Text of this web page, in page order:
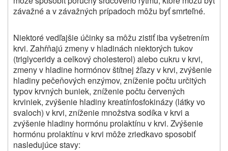
závažné a v závažných prípadoch môžu byť smrteľné.
Niektoré vedľajšie účinky sa môžu zistiť iba vyšetrením
krvi. Zahŕňajú zmeny v hladinách niektorých tukov
(triglyceridy a celkový cholesterol) alebo cukru v krvi,
zmeny v hladine hormónov štítnej žľazy v krvi, zvýšenie
hladiny pečeňových enzýmov, zníženie počtu určitých
typov krvných buniek, zníženie počtu červených
krviniek, zvýšenie hladiny kreatínfosfokinázy (látky vo
svaloch) v krvi, zníženie množstva sodíka v krvi a
zvýšenie hladiny hormónu prolaktínu v krvi. Zvýšenie
hormónu prolaktínu v krvi môže zriedkavo sposobiť
nasledujúce stavy: